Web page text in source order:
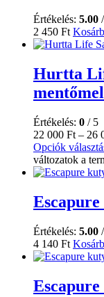
Értékelés: 5.00
2 450 Ft
Hurtta
Értékelés: 0 / 5
22 000 Ft – 26
Opciók
változatok a
Értékelés: 5.00
4 140 Ft